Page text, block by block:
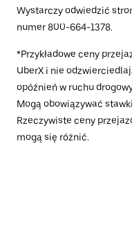
Wystarczy odwiedzić
numer 800-664-1378.
*Przykładowe ceny
UberX i nie
opóźnień w ruchu
Mogą obowiązywać
Rzeczywiste ceny
mogą się różnić.